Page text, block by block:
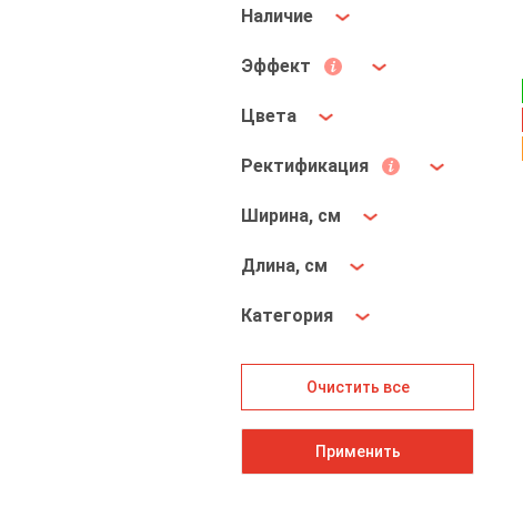
Наличие
Эффект
Цвета
Ректификация
Ширина, см
Длина, см
Категория
Очистить все
Применить